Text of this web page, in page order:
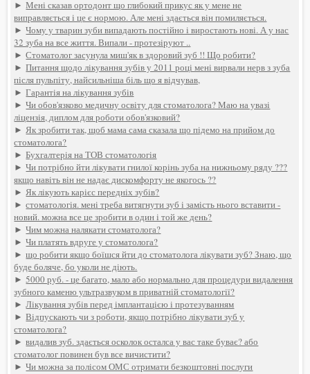
►Мені сказав ортодонт що глибокий прикус як у мене не
виправляється і це є нормою. Але мені здається він помиляється.
►Чому у тварин зуби випадають постійно і виростають нові. А у нас
32 зуба на все життя. Випали - протезіруют ..
►Стоматолог засунула миш'як в здоровий зуб !! Що робити?
►Питання щодо лікування зубів у 2011 році мені вирвали нерв з зуба
після пульпіту, найсильніша біль що я відчував,
►Гарантія на лікування зубів
►Чи обов'язково медичну освіту для стоматолога? Маю на увазі
ліцензія, диплом для роботи обов'язковий?
►Як зробити так, щоб мама сама сказала що підемо на прийом до
стоматолога?
►Бухгалтерія на ТОВ стоматологія
►Чи потрібно йти лікувати гнилої корінь зуба на нижньому ряду ???
якщо навіть він не надає дискомфорту не якогось ??
►Як лікують карієс передніх зубів?
►стоматологія. мені треба витягнути зуб і замість нього вставити -
новий. можна все це зробити в один і той же день?
►Чим можна налякати стоматолога?
►Чи платять вдруге у стоматолога?
►що робити якщо боїшся йти до стоматолога лікувати зуб? Знаю, що
буде боляче, бо уколи не діють.
►5000 руб. - це багато, мало або нормально для процедури видалення
зубного каменю ультразвуком в приватній стоматології?
►Лікування зубів перед імплантацією і протезуванням
►Відпускають чи з роботи, якщо потрібно лікувати зуб у
стоматолога?
►видалив зуб. здається осколок осталса у вас таке буває? або
стоматолог повинен був все вичистити?
►Чи можна за полісом ОМС отримати безкоштовні послуги